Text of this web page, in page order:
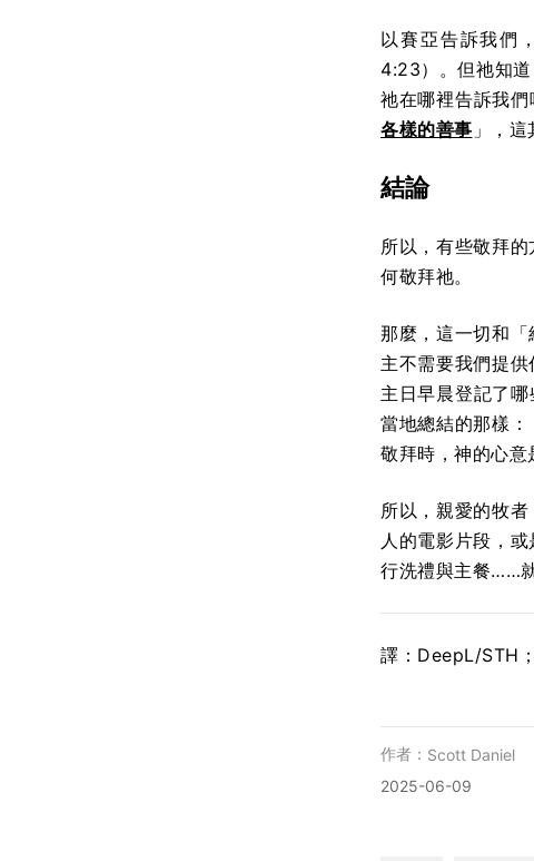
以賽亞告訴我們
4:23）。但祂知
祂在哪裡告訴我
各樣的善事 」，這
結論
所以，有些敬拜
何敬拜祂。
那麼，這一切和
主不需要我們提
主日早晨登記了
當地總結的那樣
敬拜時，神的心意
所以，親愛的牧
人的電影片段，
行洗禮與主餐……
譯：DeepL/STH
作者： Scott Daniel
2025-06-09